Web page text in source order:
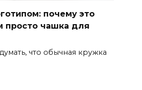
почему это
просто чашка для
что обычная кружка